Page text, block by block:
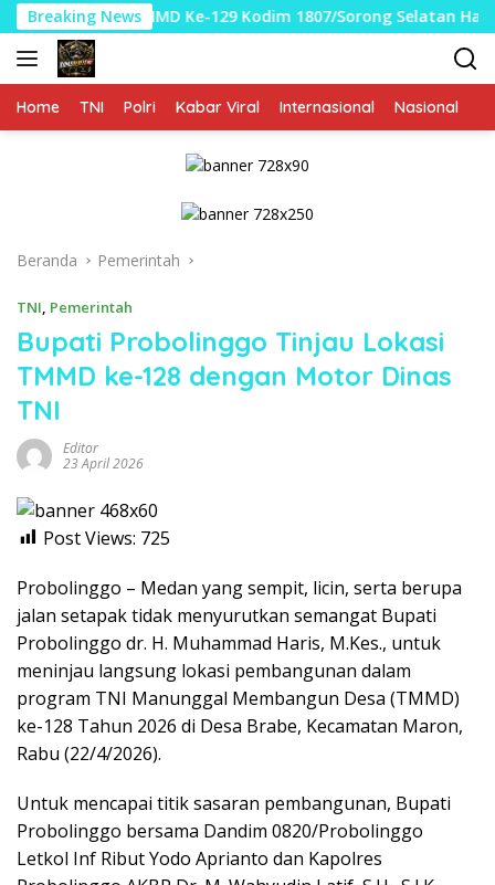
Langsung
ke
konten
Breaking News
TMMD Ke-129 Kodim 1807/Sorong Selatan Hampir
Home TNI Polri Kabar Viral Internasional Nasional
Beranda Pemerintah
TNI Pemerintah
Bupati Probolinggo Tinjau Lokasi
TMMD ke-128 dengan Motor Dinas
TNI
Editor
23 April 2026
Post Views: 725
Probolinggo – Medan yang sempit, licin, serta berupa
jalan setapak tidak menyurutkan semangat Bupati
Probolinggo dr. H. Muhammad Haris, M.Kes., untuk
meninjau langsung lokasi pembangunan dalam
program TNI Manunggal Membangun Desa (TMMD)
ke-128 Tahun 2026 di Desa Brabe, Kecamatan Maron,
Rabu (22/4/2026).
Untuk mencapai titik sasaran pembangunan, Bupati
Probolinggo bersama Dandim 0820/Probolinggo
Letkol Inf Ribut Yodo Aprianto dan Kapolres